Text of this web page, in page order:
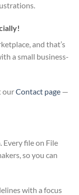
and that’s
a small business-
ourContact page —
Every file on File
so you can
with a focus